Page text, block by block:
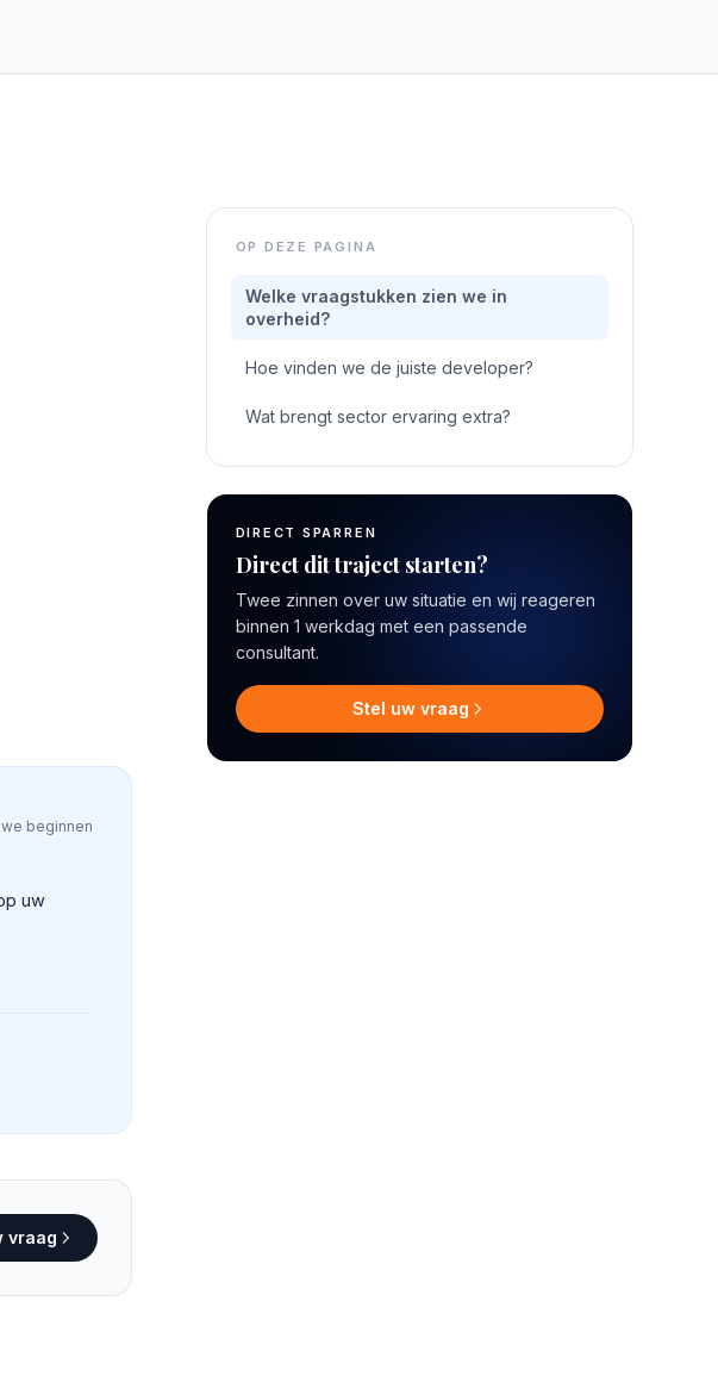
beginnen
uw
vraag
OP DEZE PAGINA
Welke vraagstukken zien we in
overheid?
Hoe vinden we de juiste developer?
Wat brengt sector ervaring extra?
DIRECT SPARREN
Direct dit traject starten?
Twee zinnen over uw situatie en wij reageren
binnen 1 werkdag met een passende
consultant.
Stel uw vraag